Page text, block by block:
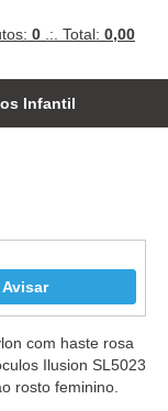
0 .:. Total: 0,00
Infantil
com haste rosa
Ilusion SL5023
rosto feminino.